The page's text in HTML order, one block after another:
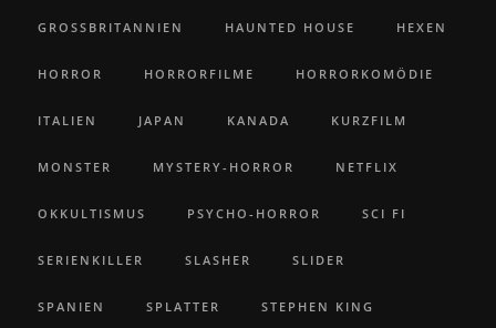
GROSSBRITANNIEN HAUNTED HOUSE HEXEN
HORROR HORRORFILME HORRORKOMÖDIE
ITALIEN JAPAN KANADA KURZFILM
MONSTER MYSTERY-HORROR NETFLIX
OKKULTISMUS PSYCHO-HORROR SCI FI
SERIENKILLER SLASHER SLIDER
SPANIEN SPLATTER STEPHEN KING